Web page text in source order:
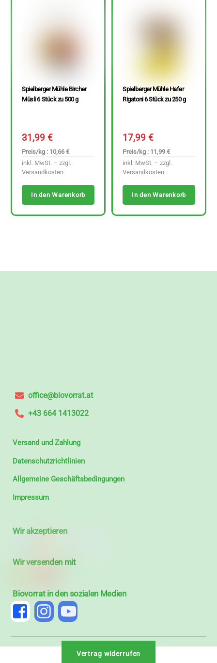
Spielberger Mühle Bircher
Müsli 6 Stück zu 500 g
31,99€
Preis/kg : 10,66 €
inkl. MwSt. – zzgl.
Versandkosten
In den Warenkorb
Spielberger Mühle Hafer
Rigatoni 6 Stück zu 250 g
17,99€
Preis/kg : 11,99 €
inkl. MwSt. – zzgl.
Versandkosten
In den Warenkorb
office@biovorrat.at
+43 664 1413022
Versand und Zahlung
Datenschutzrichtlinien
Allgemeine Geschäftsbedingungen
Impressum
Wir akzeptieren
Wir versenden mit
Biovorrat in den sozialen Medien
Vertrag widerrufen